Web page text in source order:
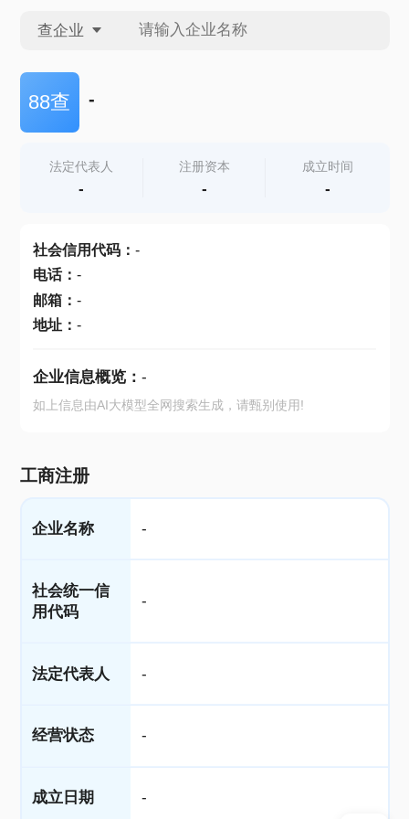
查企业
查企业
查产地
88查 -
法定代表人
-
注册资本
-
成立时间
-
社会信用代码： -
电话： -
邮箱： -
地址： -
企业信息概览： -
如上信息由AI大模型全网搜索生成，请甄别使用!
工商注册
企业名称 -
社会统一信
用代码
-
法定代表人 -
经营状态 -
成立日期 -